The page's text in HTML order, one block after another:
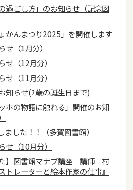
過ごし方」のお知らせ（記念図
かんまつり2025」を開催します
せ（1月分）
せ（12月分）
せ（11月分）
知らせ(2歳の誕生日まで)
ホの物語に触れる」開催のお知
した！！（多賀図書館）
せ（10月分）
た】図書館マナブ講座 講師 村
トレーターと絵本作家の仕事』